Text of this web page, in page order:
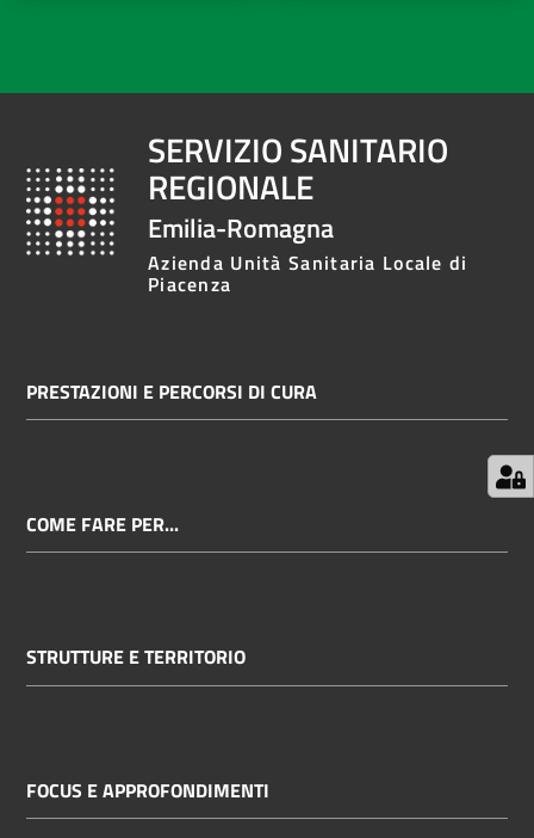
SERVIZIO SANITARIO
REGIONALE
Emilia-Romagna
Azienda Unità Sanitaria Locale di
Piacenza
PRESTAZIONI E PERCORSI DI CURA
COME FARE PER...
STRUTTURE E TERRITORIO
FOCUS E APPROFONDIMENTI